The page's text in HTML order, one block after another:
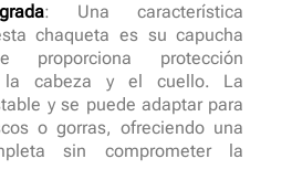
: Una característica
chaqueta es su capucha
proporciona protección
la cabeza y el cuello. La
y se puede adaptar para
o gorras, ofreciendo una
sin comprometer la